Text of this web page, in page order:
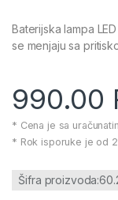
Baterijska lampa
se menjaju sa
990.00
* Cena je sa
* Rok isporuke je od
Šifra